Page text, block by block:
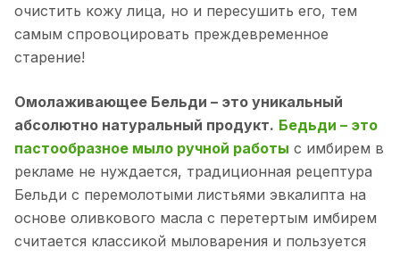
очистить кожу лица, но и пересушить его, тем
самым спровоцировать преждевременное
старение!
Омолаживающее Бельди – это уникальный
абсолютно натуральный продукт. Бедьди – это
пастообразное мыло ручной работы с имбирем в
рекламе не нуждается, традиционная рецептура
Бельди с перемолотыми листьями эвкалипта на
основе оливкового масла с перетертым имбирем
считается классикой мыловарения и пользуется